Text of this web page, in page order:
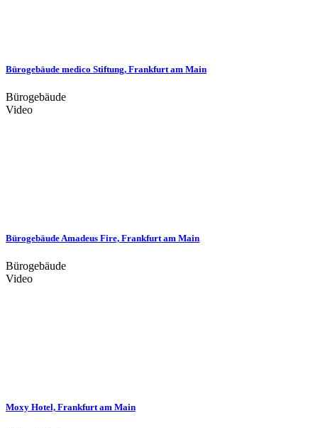
Bürogebäude medico Stiftung, Frankfurt am Main
Bürogebäude
Video
Bürogebäude Amadeus Fire, Frankfurt am Main
Bürogebäude
Video
Moxy Hotel, Frankfurt am Main